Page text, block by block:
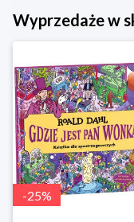
Wyprzedaże w
-25%